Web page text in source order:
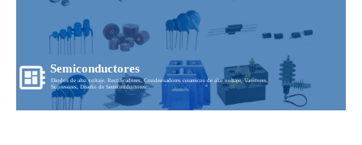
Semiconductores
Diodos de alto voltaje, Rectificadores, Condensadores ceramicos de alto voltaje, Varistores,
Supresores, Diseño de Semiconductores...